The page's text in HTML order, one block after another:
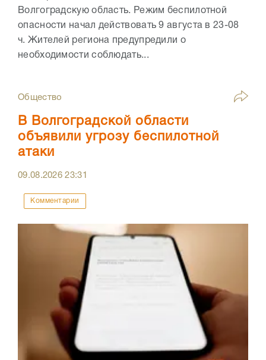
Волгоградскую область. Режим беспилотной
опасности начал действовать 9 августа в 23-08
ч. Жителей региона предупредили о
необходимости соблюдать...
Общество
В Волгоградской области
объявили угрозу беспилотной
атаки
09.08.202623:31
Комментарии